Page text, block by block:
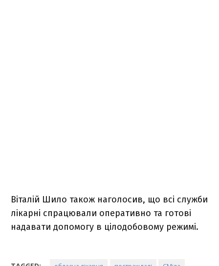
Віталій Шило також наголосив, що всі служби
лікарні спрацювали оперативно та готові
надавати допомогу в цілодобовому режимі.